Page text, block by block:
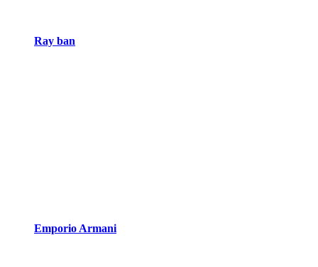
Ray ban
Emporio Armani